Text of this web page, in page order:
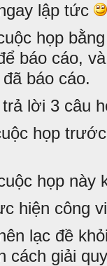
lập tức
họp
báo cáo,
báo cáo.
lời 3 câu
họp
họp này
hiện công
lạc đề
cách giải